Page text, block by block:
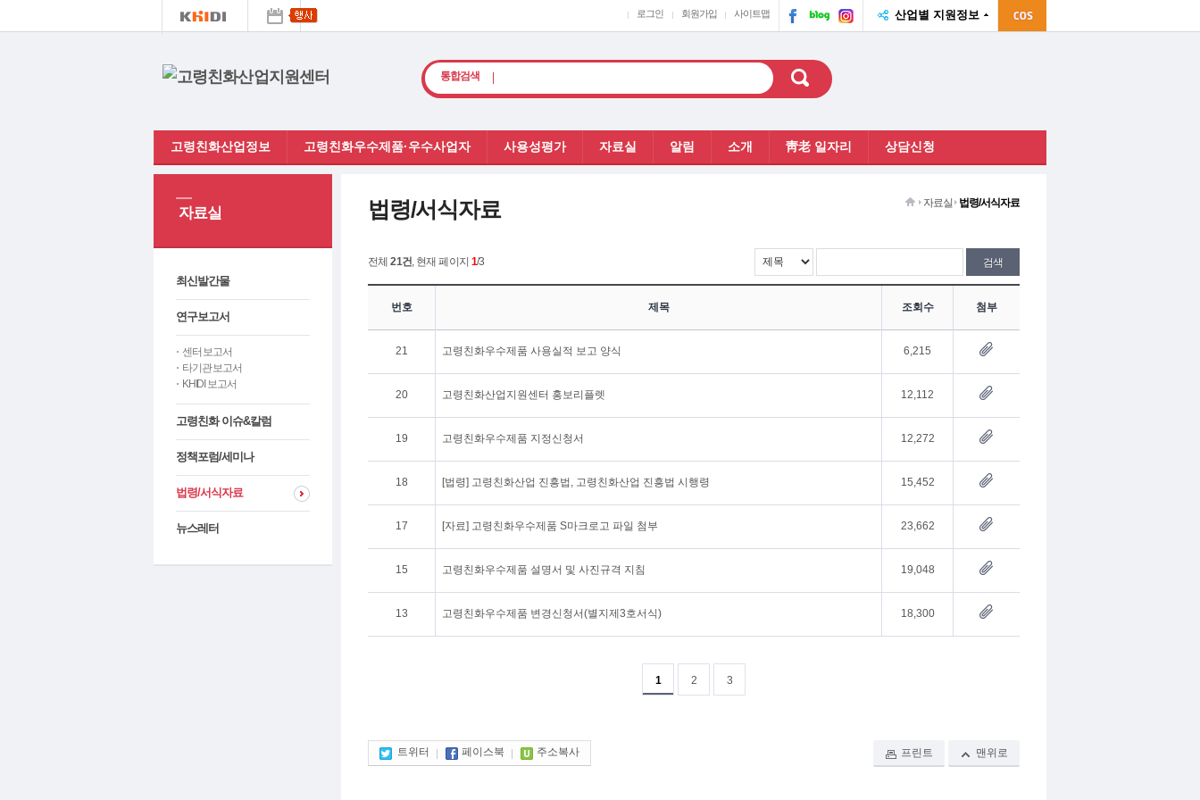
로그인 회원가입 사이트맵
페
이
북
네
이
그
인
스
산업별 지원정보
검
색
통합검색
고령친화산업정보 고령친화우수제품·우수사업자 사용성평가 자료실 알림 소개 靑老 일자리 상담신청
자료실
최신발간물
연구보고서
센터 보고서
타기관 보고서
KHIDI 보고서
고령친화 이슈&칼럼
정책포럼/세미나
법령/서식자료
뉴스레터
자료실 법령/서식자료
법령/서식자료
전체21건, 현재 페이지 1/3
번호 제목 조회수 첨부
21 고령친화우수제품 사용실적 보고 양식 6,215
20 고령친화산업지원센터 홍보리플렛 12,112
19 고령친화우수제품 지정신청서 12,272
18 [법령] 고령친화산업 진흥법, 고령친화산업 진흥법 시행령 15,452
17 [자료] 고령친화우수제품 S마크로고 파일 첨부 23,662
15 고령친화우수제품 설명서 및 사진규격 지침 19,048
13 고령친화우수제품 변경신청서(별지제3호서식) 18,300
1 2 3
트위터 페이스북 주소복사 프린트 맨위로